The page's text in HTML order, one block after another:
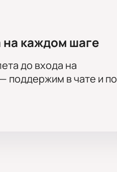
каждом шаге
до входа на
поддержим в чате и по